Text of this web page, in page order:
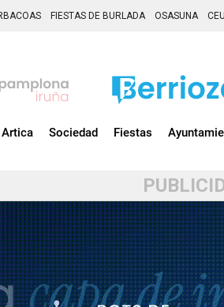
FIESTAS DE BURLADA OSASUNA
Artica Sociedad Fiestas